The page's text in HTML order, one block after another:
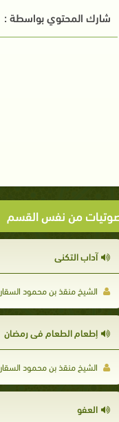
شارك المحتوي بواسطة :
من نفس القسم
آداب التكني
الشيخ منقذ بن محمود السقار
إطعام الطعام في رمضان
الشيخ منقذ بن محمود السقار
العفو